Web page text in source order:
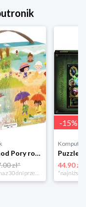
Puzzle Janod Pory roku w walizce 36 elementów
zł*
*najniższa cena z 30 dni przed obniżką
-15%
44.90 zł